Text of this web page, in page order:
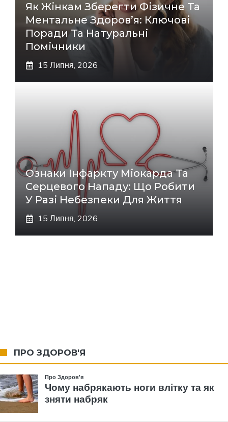
Як Жінкам Зберегти Фізичне Та
Ментальне Здоров’я: Ключові
Поради Та Натуральні
Помічники
15 Липня, 2026
Ознаки Інфаркту Міокарда Та
Серцевого Нападу: Що Робити
У Разі Небезпеки Для Життя
15 Липня, 2026
ПРО ЗДОРОВ'Я